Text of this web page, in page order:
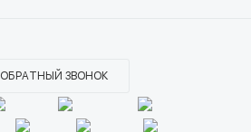
ОБРАТНЫЙ ЗВОНОК